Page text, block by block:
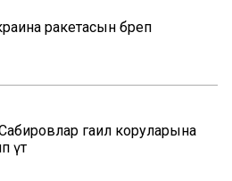
ракетасын бәреп
гаилә коруларына
үтә